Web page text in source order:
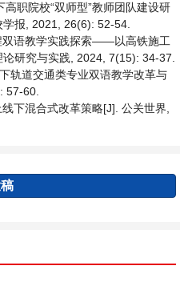
高职院校“双师型”教师团队建设研
报, 2021, 26(6): 52-54.
双语教学实践探索——以高铁施工
研究与实践, 2024, 7(15): 34-37.
轨道交通类专业双语教学改革与
57-60.
下混合式改革策略[J]. 公关世界,